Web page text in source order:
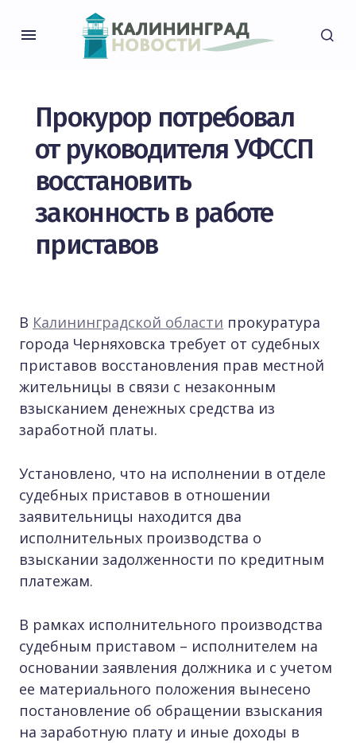
Прокурор потребовал
от руководителя УФССП
восстановить
законность в работе
приставов
В Калининградской области прокуратура
города Черняховска требует от судебных
приставов восстановления прав местной
жительницы в связи с незаконным
взысканием денежных средства из
заработной платы.
Установлено, что на исполнении в отделе
судебных приставов в отношении
заявительницы находится два
исполнительных производства о
взыскании задолженности по кредитным
платежам.
В рамках исполнительного производства
судебным приставом – исполнителем на
основании заявления должника и с учетом
ее материального положения вынесено
постановление об обращении взыскания
на заработную плату и иные доходы в